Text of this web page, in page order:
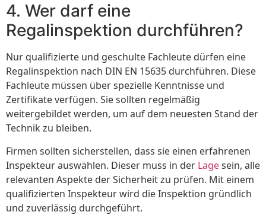
4. Wer darf eine
Regalinspektion durchführen?
Nur qualifizierte und geschulte Fachleute dürfen eine
Regalinspektion nach DIN EN 15635 durchführen. Diese
Fachleute müssen über spezielle Kenntnisse und
Zertifikate verfügen. Sie sollten regelmäßig
weitergebildet werden, um auf dem neuesten Stand der
Technik zu bleiben.
Firmen sollten sicherstellen, dass sie einen erfahrenen
Inspekteur auswählen. Dieser muss in der Lagesein, alle
relevanten Aspekte der Sicherheit zu prüfen. Mit einem
qualifizierten Inspekteur wird die Inspektion gründlich
und zuverlässig durchgeführt.